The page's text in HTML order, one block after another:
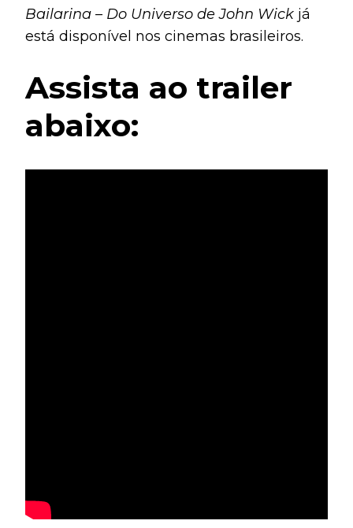
Bailarina – Do Universo de John Wick já
está disponível nos cinemas brasileiros.
Assista ao trailer
abaixo: